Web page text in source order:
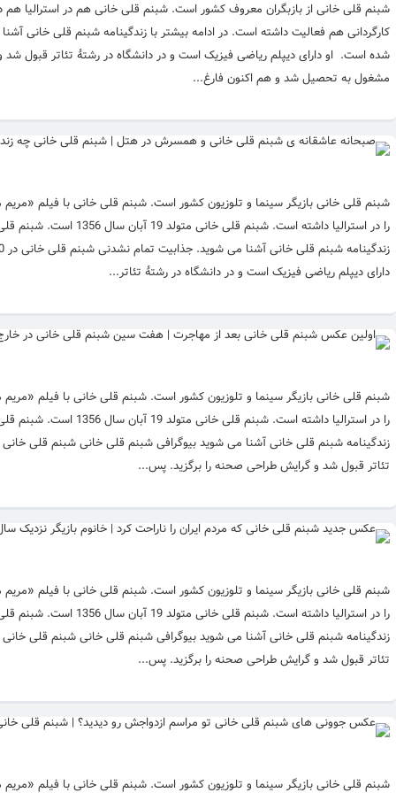
شبنم قلی خانی از بازبگران معروف کشور است. شبنم قلی خانی هم در استرالیا هم
شده است. او دارای دیپلم ریاضی فیزیک است و در دانشگاه در رشتهٔ تئاتر قبول شد
مشغول به تحصیل شد و هم اکنون فارغ...
شبنم قلی خانی بازیگر سینما و تلوزیون کشور است. شبنم قلی خانی با فیلم
را در استرالیا داشته
دارای دیپلم ریاضی فیزیک است و در دانشگاه در رشتهٔ تئاتر...
شبنم قلی خانی بازیگر سینما و تلوزیون کشور است. شبنم قلی خانی با فیلم
را در استرالیا داشته
تئاتر قبول شد و گرایش طراحی صحنه را برگزید. پس...
شبنم قلی خانی بازیگر سینما و تلوزیون کشور است. شبنم قلی خانی با فیلم
را در استرالیا داشته
تئاتر قبول شد و گرایش طراحی صحنه را برگزید. پس...
شبنم قلی خانی بازیگر سینما و تلوزیون کشور است. شبنم قلی خانی با فیلم